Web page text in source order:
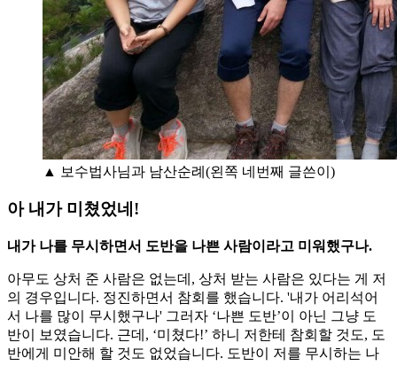
▲ 보수법사님과 남산순례(왼쪽 네번째 글쓴이)
아 내가 미쳤었네!
내가 나를 무시하면서 도반을 나쁜 사람이라고 미워했구나.
아무도 상처 준 사람은 없는데, 상처 받는 사람은 있다는 게 저
의 경우입니다. 정진하면서 참회를 했습니다. '내가 어리석어
서 나를 많이 무시했구나' 그러자 ‘나쁜 도반’이 아닌 그냥 도
반이 보였습니다. 근데, ‘미쳤다!’ 하니 저한테 참회할 것도, 도
반에게 미안해 할 것도 없었습니다. 도반이 저를 무시하는 나